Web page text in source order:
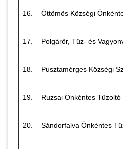
16. Öttömös Községi
17. Polgárőr, Tűz- és
18. Pusztamérges Községi
19. Ruzsai Önkéntes Tűzoltó
20. Sándorfalva Önkéntes